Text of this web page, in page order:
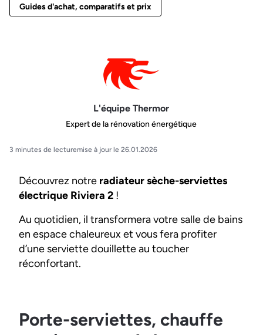
Guides d'achat, comparatifs et prix
L'équipe Thermor
Expert de la rénovation énergétique
3 minutes de lecturemise à jour le 26.01.2026
Découvrez notre radiateur sèche-serviettes
électrique Riviera 2 !
Au quotidien, il transformera votre salle de bains
en espace chaleureux et vous fera profiter
d’une serviette douillette au toucher
réconfortant.
Porte-serviettes, chauffe